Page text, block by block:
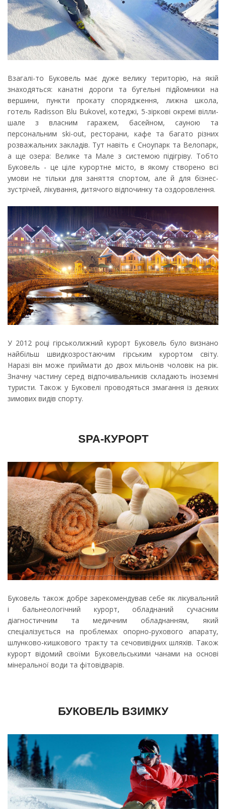
Взагалі-то Буковель має дуже велику територію, на якій
знаходяться: канатні дороги та бугельні підйомники на
вершини, пункти прокату спорядження, лижна школа,
готель Radisson Blu Bukovel, котеджі, 5-зіркові окремі вілли-
шале з власним гаражем, басейном, сауною та
персональним ski-out, ресторани, кафе та багато різних
розважальних закладів. Тут навіть є Сноупарк та Велопарк,
а ще озера: Велике та Мале з системою підігріву. Тобто
Буковель - це ціле курортне місто, в якому створено всі
умови не тільки для заняття спортом, але й для бізнес-
зустрічей, лікування, дитячого відпочинку та оздоровлення.
У 2012 році гірськолижний курорт Буковель було визнано
найбільш швидкозростаючим гірським курортом світу.
Наразі він може приймати до двох мільонів чоловік на рік.
Значну частину серед відпочивальників складають іноземні
туристи. Також у Буковелі проводяться змагання із деяких
зимових видів спорту.
SPA-КУРОРТ
Буковель також добре зарекомендував себе як лікувальний
і бальнеологічний курорт, обладнаний сучасним
діагностичним та медичним обладнанням, який
спеціалізується на проблемах опорно-рухового апарату,
шлунково-кишкового тракту та сечовивідних шляхів. Також
курорт відомий своїми Буковельськими чанами на основі
мінеральної води та фітовідварів.
БУКОВЕЛЬ ВЗИМКУ